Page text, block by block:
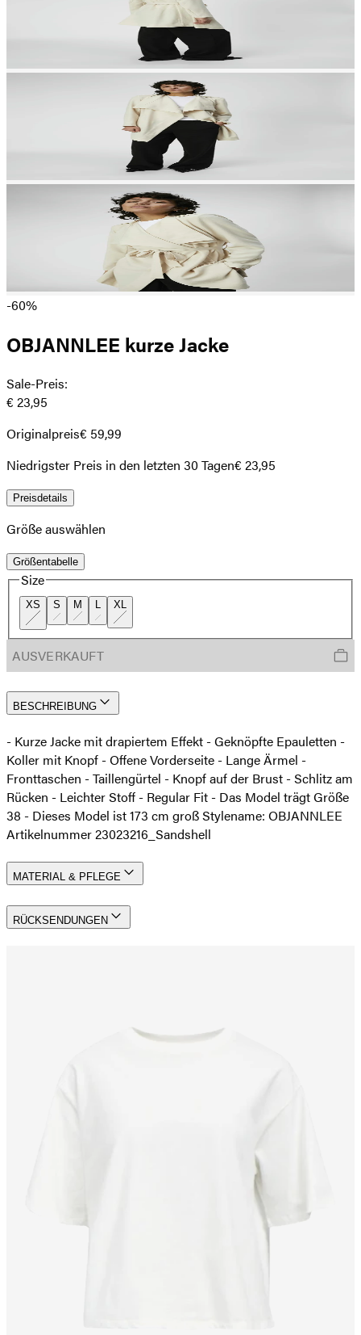
-60%
OBJANNLEE kurze Jacke
Sale-Preis:
€ 23,95
Originalpreis€ 59,99
Niedrigster Preis in den letzten 30 Tagen€ 23,95
Preisdetails
Größe auswählen
Größentabelle
Size
XS S M L XL
AUSVERKAUFT
BESCHREIBUNG
- Kurze Jacke mit drapiertem Effekt - Geknöpfte Epauletten -
Koller mit Knopf - Offene Vorderseite - Lange Ärmel -
Fronttaschen - Taillengürtel - Knopf auf der Brust - Schlitz am
Rücken - Leichter Stoff - Regular Fit - Das Model trägt Größe
38 - Dieses Model ist 173 cm groß Stylename: OBJANNLEE
Artikelnummer 23023216_Sandshell
MATERIAL & PFLEGE
RÜCKSENDUNGEN